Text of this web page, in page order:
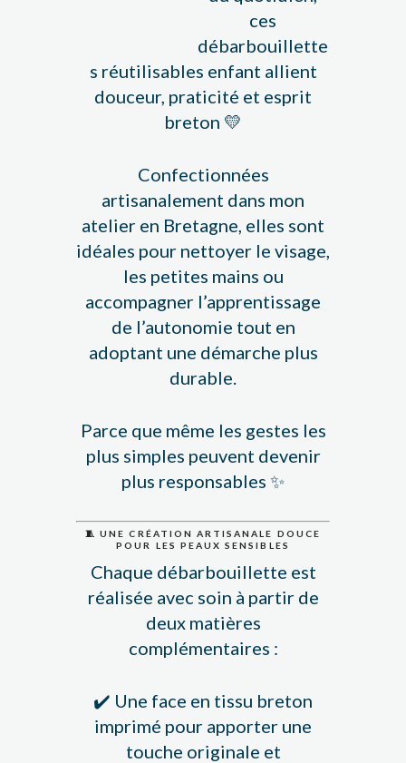
ces
débarbouillette
s réutilisables enfant allient
douceur, praticité et esprit
breton 💛
Confectionnées
artisanalement dans mon
atelier en Bretagne, elles sont
idéales pour nettoyer le visage,
les petites mains ou
accompagner l’apprentissage
de l’autonomie tout en
adoptant une démarche plus
durable.
Parce que même les gestes les
plus simples peuvent devenir
plus responsables ✨
🧵 UNE CRÉATION ARTISANALE DOUCE
POUR LES PEAUX SENSIBLES
Chaque débarbouillette est
réalisée avec soin à partir de
deux matières
complémentaires :
✔️ Une face en tissu breton
imprimé pour apporter une
touche originale et